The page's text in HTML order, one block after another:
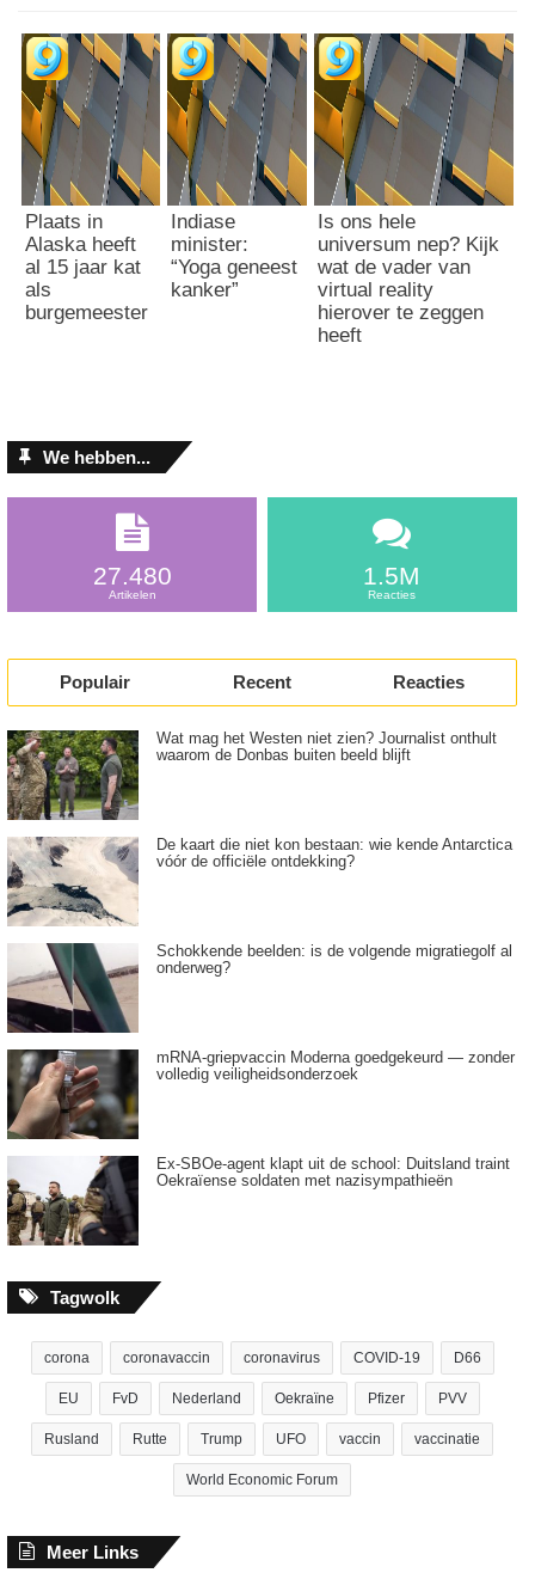
Plaats in
Alaska heeft
al 15 jaar kat
als
burgemeester
Indiase
minister:
“Yoga geneest
kanker”
Is ons hele
universum nep? Kijk
wat de vader van
virtual reality
hierover te zeggen
heeft
We hebben...
27.480
Artikelen
1.5M
Reacties
Populair Recent Reacties
Wat mag het Westen niet zien? Journalist onthult
waarom de Donbas buiten beeld blijft
De kaart die niet kon bestaan: wie kende Antarctica
vóór de officiële ontdekking?
Schokkende beelden: is de volgende migratiegolf al
onderweg?
mRNA-griepvaccin Moderna goedgekeurd — zonder
volledig veiligheidsonderzoek
Ex-SBOe-agent klapt uit de school: Duitsland traint
Oekraïense soldaten met nazisympathieën
Tagwolk
corona coronavaccin coronavirus COVID-19 D66
EU FvD Nederland Oekraïne Pfizer PVV
Rusland Rutte Trump UFO vaccin vaccinatie
World Economic Forum
Meer Links